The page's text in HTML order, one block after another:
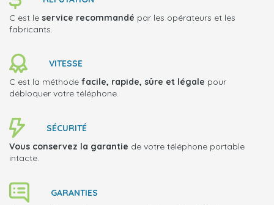
C est le service recommandé par les opérateurs et les
fabricants.
VITESSE
C est la méthode facile, rapide, sûre et légale pour
débloquer votre téléphone.
SÉCURITÉ
Vous conservez la garantie de votre téléphone portable
intacte.
GARANTIES